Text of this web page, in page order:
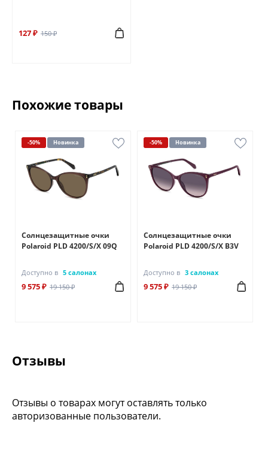
127 ₽ 150 ₽
Похожие товары
-50% Новинка
Солнцезащитные очки
Polaroid PLD 4200/S/X 09Q
Доступно в 5 салонах
9 575 ₽ 19 150 ₽
-50% Новинка
Солнцезащитные очки
Polaroid PLD 4200/S/X B3V
Доступно в 3 салонах
9 575 ₽ 19 150 ₽
Отзывы
Отзывы о товарах могут оставлять только
авторизованные пользователи.